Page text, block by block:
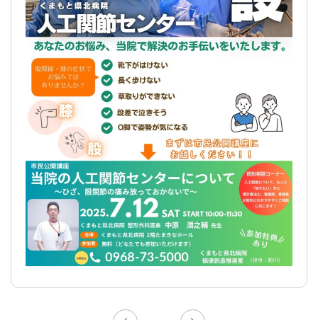
お問い合わせ
〒865-0005
初診のご相談・お問い合わせ
Tel. 0968-73-5000
プライバシーポリシー 入札に関するお知らせ
指定請求書（Excel）
くまもと県北病院会議室等使用規則（word）
くまもと県北病院会議室等使用規則（pdf）
利害関係者との接触等に関する届出書（word）